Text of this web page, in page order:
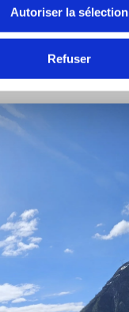
Autoriser la sélection
Refuser